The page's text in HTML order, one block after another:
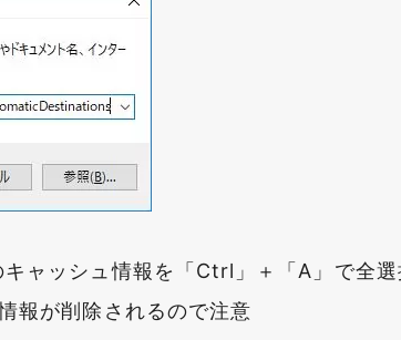
キャッシュ情報を「Ctrl」＋「A」で全
報が削除されるので注意